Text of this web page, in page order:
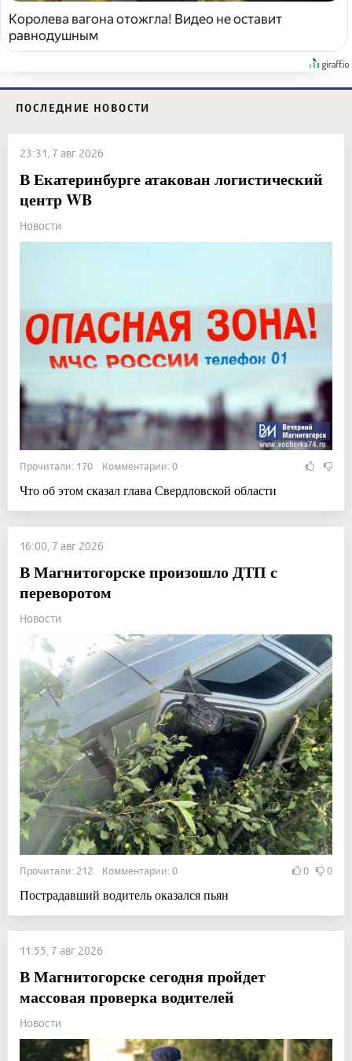
Королева вагона отожгла! Видео не оставит
равнодушным
ПОСЛЕДНИЕ НОВОСТИ
23:31, 7 авг 2026
В Екатеринбурге атакован логистический
центр WB
Новости
Прочитали: 170 Комментарии: 0
Что об этом сказал глава Свердловской области
16:00, 7 авг 2026
В Магнитогорске произошло ДТП с
переворотом
Новости
Прочитали: 212 Комментарии: 0 0 0
Пострадавший водитель оказался пьян
11:55, 7 авг 2026
В Магнитогорске сегодня пройдет
массовая проверка водителей
Новости